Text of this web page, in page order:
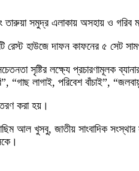
তারুয়া সমুদ্র এলাকায় অসহায় ও
হাউজে দাফন কাফনের ৫ সেট
সৃষ্টির লক্ষ্যে প্রচারণামূলক
“গাছ লাগাই, পরিবেশ বাঁচাই”,
করা হয়।
আল খুসবু, জাতীয় সাংবাদিক